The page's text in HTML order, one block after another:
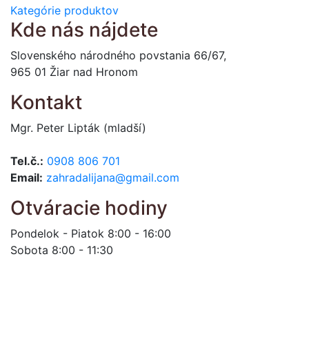
Kategórie produktov
Kde nás nájdete
Slovenského národného povstania 66/67,
965 01 Žiar nad Hronom
Kontakt
Mgr. Peter Lipták (mladší)
Tel.č.: 0908 806 701
Email: zahradalijana@gmail.com
Otváracie hodiny
Pondelok - Piatok 8:00 - 16:00
Sobota 8:00 - 11:30